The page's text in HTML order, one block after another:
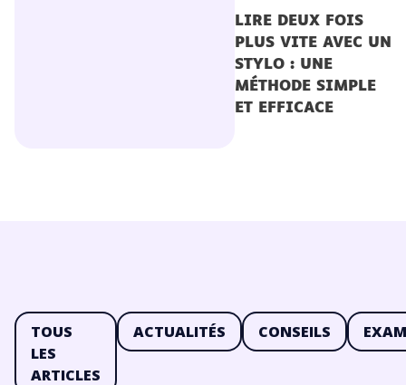
LIRE DEUX FOIS
PLUS VITE AVEC UN
STYLO : UNE
MÉTHODE SIMPLE
ET EFFICACE
TOUS
LES
ARTICLES
ACTUALITÉS CONSEILS